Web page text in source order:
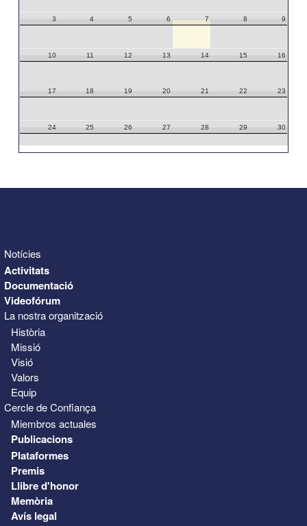
3 4 5 6 7 8 9
10 11 12 13 14 15 16
17 18 19 20 21 22 23
24 25 26 27 28 29 30
Notícies
Activitats
Documentació
Videofórum
La nostra organització
Història
Missió
Visió
Valors
Equip
Cercle de Confiança
Miembros actuales
Publicacions
Plataformes
Premis
Llibre d'honor
Memòria
Avís legal